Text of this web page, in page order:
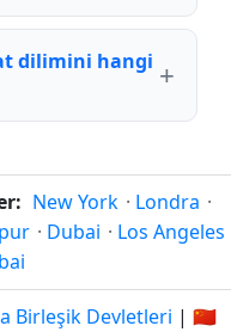
dilimini hangi
New York · Londra ·
· Dubai · Los Angeles
Birleşik Devletleri | 🇨🇳